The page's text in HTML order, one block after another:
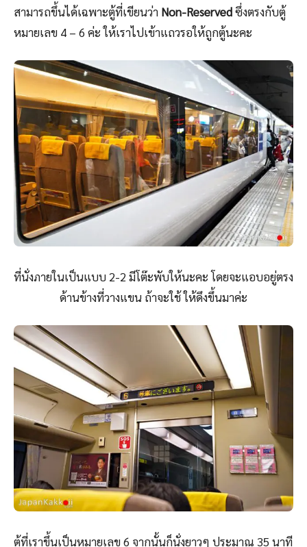
สามารถขึ้นได้เฉพาะตู้ที่เขียนว่า Non-Reservedซึ่งตรงกับตู้
หมายเลข 4 – 6 ค่ะ ให้เราไปเข้าแถวรอให้ถูกตู้นะคะ
ที่นั่งภายในเป็นแบบ 2-2 มีโต๊ะพับให้นะคะ โดยจะแอบอยู่ตรง
ด้านข้างที่วางแขน ถ้าจะใช้ ให้ดึงขึ้นมาค่ะ
ตู้ที่เราขึ้นเป็นหมายเลข 6 จากนั้นก็นั่งยาวๆ ประมาณ 35 นาที